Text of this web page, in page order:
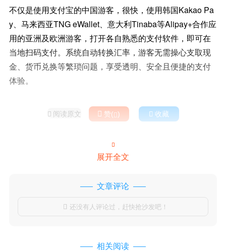
不仅是使用支付宝的中国游客，很快，使用韩国Kakao Pa
y、马来西亚TNG eWallet、意大利Tinaba等Alipay+合作应
用的亚洲及欧洲游客，打开各自熟悉的支付软件，即可在
当地扫码支付。系统自动转换汇率，游客无需操心支取现
金、货币兑换等繁琐问题，享受透明、安全且便捷的支付
体验。
 阅读原文  赞()  收藏

展开全文
文章评论
 还没有人评论过，赶快抢沙发吧！
相关阅读